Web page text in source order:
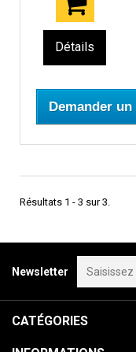
Détails
Demander
Résultats 1 - 3 sur 3.
Newsletter
CATÉGORIES